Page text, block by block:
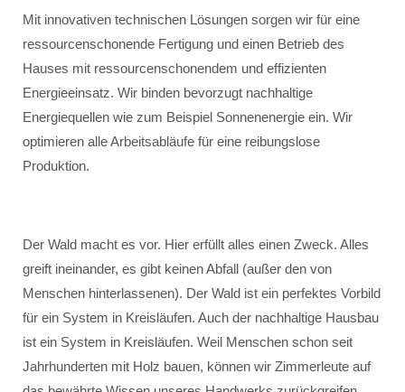
Mit innovativen technischen Lösungen sorgen wir für eine
ressourcenschonende Fertigung und einen Betrieb des
Hauses mit ressourcenschonendem und effizienten
Energieeinsatz. Wir binden bevorzugt nachhaltige
Energiequellen wie zum Beispiel Sonnenenergie ein. Wir
optimieren alle Arbeitsabläufe für eine reibungslose
Produktion.
Der Wald macht es vor. Hier erfüllt alles einen Zweck. Alles
greift ineinander, es gibt keinen Abfall (außer den von
Menschen hinterlassenen). Der Wald ist ein perfektes Vorbild
für ein System in Kreisläufen. Auch der nachhaltige Hausbau
ist ein System in Kreisläufen. Weil Menschen schon seit
Jahrhunderten mit Holz bauen, können wir Zimmerleute auf